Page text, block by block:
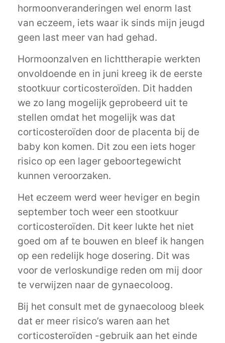
hormoonveranderingen wel enorm last
van eczeem, iets waar ik sinds mijn jeugd
geen last meer van had gehad.
Hormoonzalven en lichttherapie werkten
onvoldoende en in juni kreeg ik de eerste
stootkuur corticosteroïden. Dit hadden
we zo lang mogelijk geprobeerd uit te
stellen omdat het mogelijk was dat
corticosteroïden door de placenta bij de
baby kon komen. Dit zou een iets hoger
risico op een lager geboortegewicht
kunnen veroorzaken.
Het eczeem werd weer heviger en begin
september toch weer een stootkuur
corticosteroïden. Dit keer lukte het niet
goed om af te bouwen en bleef ik hangen
op een redelijk hoge dosering. Dit was
voor de verloskundige reden om mij door
te verwijzen naar de gynaecoloog.
Bij het consult met de gynaecoloog bleek
dat er meer risico’s waren aan het
corticosteroïden -gebruik aan het einde